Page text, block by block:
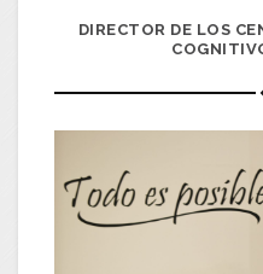
DIRECTOR DE LOS